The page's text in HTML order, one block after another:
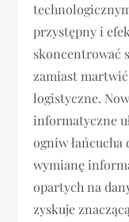
przystępny i
skoncentrować
zamiast
logistyczne.
informatyczne
ogniw łańcucha
wymianę
opartych na
zyskuje